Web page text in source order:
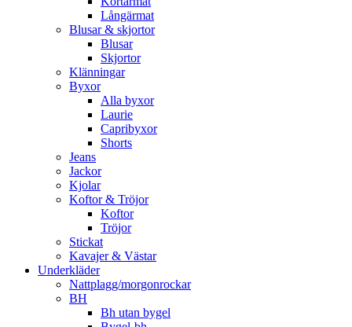
Långärmat
Blusar & skjortor
Blusar
Skjortor
Klänningar
Byxor
Alla byxor
Laurie
Capribyxor
Shorts
Jeans
Jackor
Kjolar
Koftor & Tröjor
Koftor
Tröjor
Stickat
Kavajer & Västar
Underkläder
Nattplagg/morgonrockar
BH
Bh utan bygel